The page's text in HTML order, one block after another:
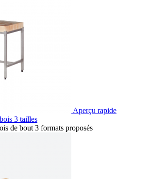
Aperçu rapide
3 tailles
de bout 3 formats proposés